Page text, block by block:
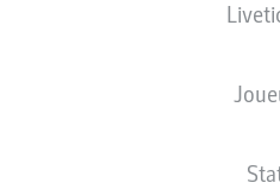
LES ONZE DE